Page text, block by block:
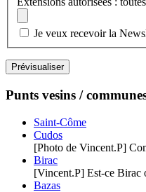
Je veux recevoir la
Punts vesins /
Saint-Côme
Cudos
[Photo de Vincent.P]
Birac
[Vincent.P] Est-ce Birac
Bazas